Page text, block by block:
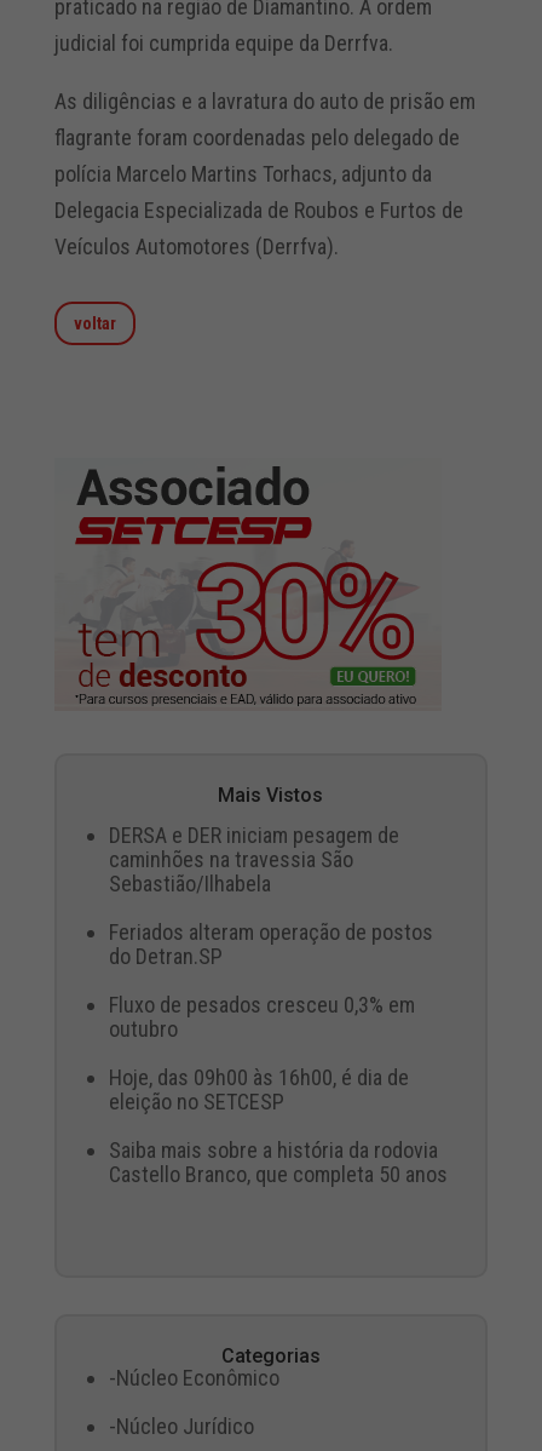
praticado na região de Diamantino. A ordem
judicial foi cumprida equipe da Derrfva.
As diligências e a lavratura do auto de prisão em
flagrante foram coordenadas pelo delegado de
polícia Marcelo Martins Torhacs, adjunto da
Delegacia Especializada de Roubos e Furtos de
Veículos Automotores (Derrfva).
voltar
Mais Vistos
DERSA e DER iniciam pesagem de
caminhões na travessia São
Sebastião/Ilhabela
Feriados alteram operação de postos
do Detran.SP
Fluxo de pesados cresceu 0,3% em
outubro
Hoje, das 09h00 às 16h00, é dia de
eleição no SETCESP
Saiba mais sobre a história da rodovia
Castello Branco, que completa 50 anos
Categorias
-Núcleo Econômico
-Núcleo Jurídico